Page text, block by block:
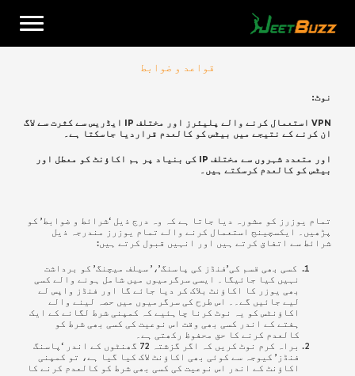
قواعد و ضوابط
نوٹ:
VPN استعمال کرنے والے پلیئرز اور مختلف IP ایڈریس سے کثرت سے لاگ
ان کرنے کے نتیجے میں بیٹس کو کالعدم قراردیا جاسکتا ہے۔
اور متعدد شہروں سے مختلف IP کی بنیاد پر ہم اکاؤنٹ کو معطل اور
بیٹس کو کالعدم کرسکتے ہیں۔
تمام یوزرز کو مشورہ دیا جاتا ہے کہ وہ درج ذیل ‘شرائط و ضوابط’ کو
پڑھیں۔ ایکسچینج استعمال کرنے والے تمام یوزرز مندرجہ ذیل
شرائط سے اتفاق کرتے ہیں اور انہیں قبول کرتے ہیں:
کسی بھی قسم کی’فنڈز کی پاسنگ’،’ سیلف میچنگ’ کو برداشت
نہیں کیا جائیگا۔ ایسی سرگرمیوں میں شامل ہونے والے کسی
بھی یوزر کا اکاؤنٹ بلاک کر دیا جائے گا اور فنڈز واپس لے
لیے جائیں گے۔۔ اس طرح کی سرگرمیوں میں حصہ لینے والے
اکاؤنٹس کو یہ نوٹ کرنا چاہئیے کہ کمپنی شرط لگانے کے ایک
ہفتے کے اندر کسی بھی وقت اس نوعیت کی کسی بھی شرط کو
کالعدم کرنے کا حق محفوظ رکھتی ہے۔
براہ کرم نوٹ کریں کہ اگر گزشتہ 72 گھنٹوں کے اندر ‘پاسنگ
فنڈز’ کیوجہ سے کوئی بھی اکاؤنٹ لاک کیا گیا ہے، تو کمپنی
اکاؤنٹ کے اندر اس نوعیت کی کسی بھی شرط کو کالعدم کرنے کا